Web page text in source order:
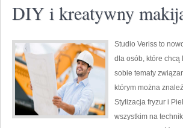
DIY i kreatywny
Studio Veriss to
dla osób, które chcą
sobie tematy
którym można
Stylizacja fryzur i
wszystkim na